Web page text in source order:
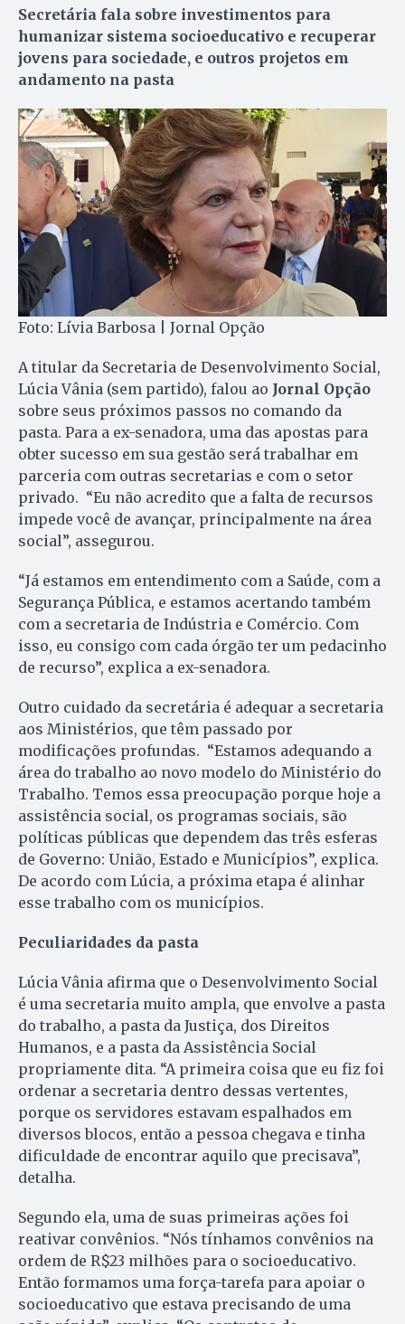
Secretária fala sobre investimentos para
humanizar sistema socioeducativo e recuperar
jovens para sociedade, e outros projetos em
andamento na pasta
Foto: Lívia Barbosa | Jornal Opção
A titular da Secretaria de Desenvolvimento Social,
Lúcia Vânia (sem partido), falou ao Jornal Opção
sobre seus próximos passos no comando da
pasta. Para a ex-senadora, uma das apostas para
obter sucesso em sua gestão será trabalhar em
parceria com outras secretarias e com o setor
privado. “Eu não acredito que a falta de recursos
impede você de avançar, principalmente na área
social”, assegurou.
“Já estamos em entendimento com a Saúde, com a
Segurança Pública, e estamos acertando também
com a secretaria de Indústria e Comércio. Com
isso, eu consigo com cada órgão ter um pedacinho
de recurso”, explica a ex-senadora.
Outro cuidado da secretária é adequar a secretaria
aos Ministérios, que têm passado por
modificações profundas. “Estamos adequando a
área do trabalho ao novo modelo do Ministério do
Trabalho. Temos essa preocupação porque hoje a
assistência social, os programas sociais, são
políticas públicas que dependem das três esferas
de Governo: União, Estado e Municípios”, explica.
De acordo com Lúcia, a próxima etapa é alinhar
esse trabalho com os municípios.
Peculiaridades da pasta
Lúcia Vânia afirma que o Desenvolvimento Social
é uma secretaria muito ampla, que envolve a pasta
do trabalho, a pasta da Justiça, dos Direitos
Humanos, e a pasta da Assistência Social
propriamente dita. “A primeira coisa que eu fiz foi
ordenar a secretaria dentro dessas vertentes,
porque os servidores estavam espalhados em
diversos blocos, então a pessoa chegava e tinha
dificuldade de encontrar aquilo que precisava”,
detalha.
Segundo ela, uma de suas primeiras ações foi
reativar convênios. “Nós tínhamos convênios na
ordem de R$23 milhões para o socioeducativo.
Então formamos uma força-tarefa para apoiar o
socioeducativo que estava precisando de uma